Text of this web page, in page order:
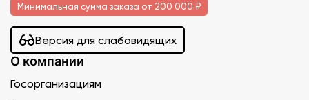
Минимальная сумма заказа от 200 000 ₽
Версия для слабовидящих
О компании
Госорганизациям